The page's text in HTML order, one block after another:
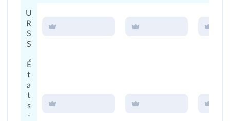
U
R
S
S
É
t
a
t
s
‑